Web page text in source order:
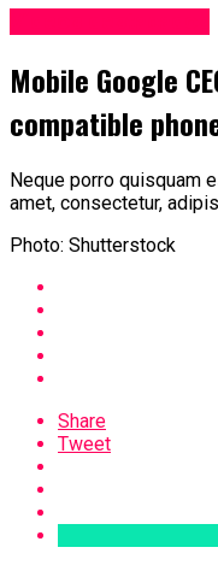
Mobile Google
compatible
Neque porro quisquam
amet, consectetur,
Photo: Shutterstock
Share
Tweet